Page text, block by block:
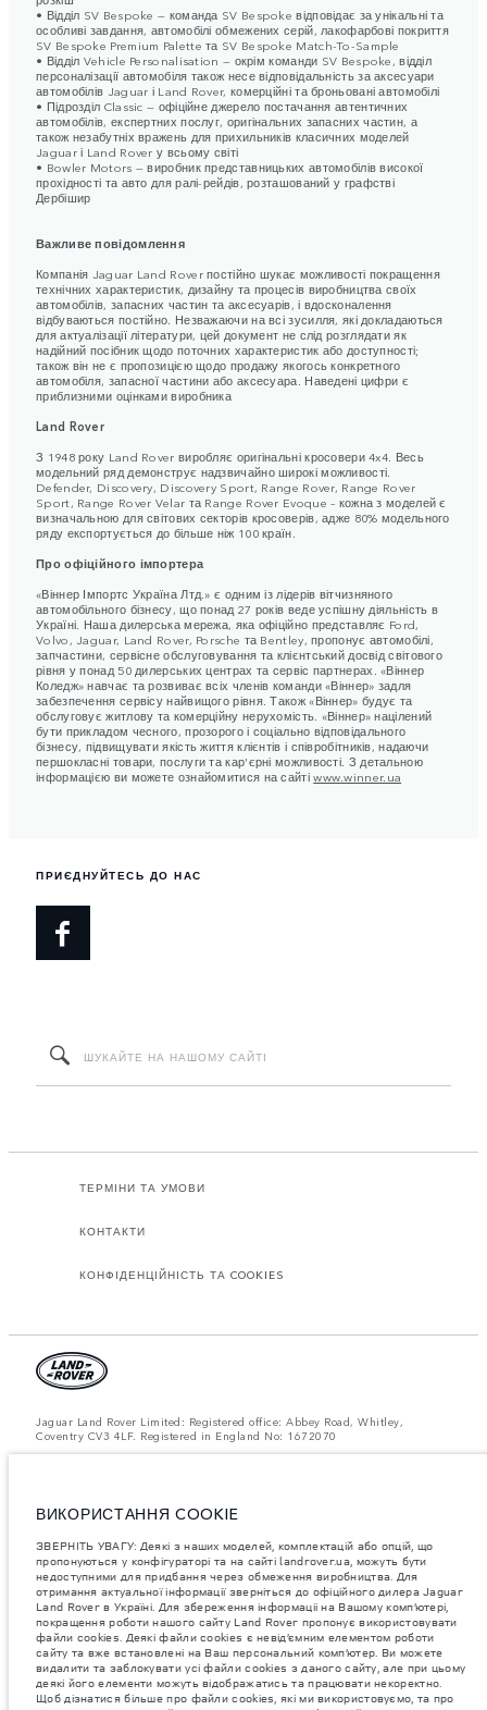
• Відділ SV Bespoke — команда SV Bespoke відповідає за унікальні та
особливі завдання, автомобілі обмежених серій, лакофарбові покриття
SV Bespoke Premium Palette та SV Bespoke Match-To-Sample
• Відділ Vehicle Personalisation — окрім команди SV Bespoke, відділ
персоналізації автомобіля також несе відповідальність за аксесуари
автомобілів Jaguar і Land Rover, комерційні та броньовані автомобілі
• Підрозділ Classic — офіційне джерело постачання автентичних
автомобілів, експертних послуг, оригінальних запасних частин, а
також незабутніх вражень для прихильників класичних моделей
Jaguar і Land Rover у всьому світі
• Bowler Motors — виробник представницьких автомобілів високої
прохідності та авто для ралі-рейдів, розташований у графстві
Дербішир
Важливе повідомлення
Компанія Jaguar Land Rover постійно шукає можливості покращення
технічних характеристик, дизайну та процесів виробництва своїх
автомобілів, запасних частин та аксесуарів, і вдосконалення
відбуваються постійно. Незважаючи на всі зусилля, які докладаються
для актуалізації літератури, цей документ не слід розглядати як
надійний посібник щодо поточних характеристик або доступності;
також він не є пропозицією щодо продажу якогось конкретного
автомобіля, запасної частини або аксесуара. Наведені цифри є
приблизними оцінками виробника
Land Rover
З 1948 року Land Rover виробляє оригінальні кросовери 4x4. Весь
модельний ряд демонструє надзвичайно широкі можливості.
Defender, Discovery, Discovery Sport, Range Rover, Range Rover
Sport, Range Rover Velar та Range Rover Evoque – кожна з моделей є
визначальною для світових секторів кросоверів, адже 80% модельного
ряду експортується до більше ніж 100 країн.
Про офіційного імпортера
«Віннер Імпортс Україна Лтд.» є одним із лідерів вітчизняного
автомобільного бізнесу, що понад 27 років веде успішну діяльність в
Україні. Наша дилерська мережа, яка офіційно представляє Ford,
Volvo, Jaguar, Land Rover, Porsche та Bentley, пропонує автомобілі,
запчастини, сервісне обслуговування та клієнтський досвід світового
рівня у понад 50 дилерських центрах та сервіс партнерах. «Віннер
Коледж» навчає та розвиває всіх членів команди «Віннер» задля
забезпечення сервісу найвищого рівня. Також «Віннер» будує та
обслуговує житлову та комерційну нерухомість. «Віннер» націлений
бути прикладом чесного, прозорого і соціально відповідального
бізнесу, підвищувати якість життя клієнтів і співробітників, надаючи
першокласні товари, послуги та кар'єрні можливості. З детальною
інформацією ви можете ознайомитися на сайтіwww.winner.ua
ПРИЄДНУЙТЕСЬ ДО НАС
ТЕРМІНИ ТА УМОВИ
КОНТАКТИ
КОНФІДЕНЦІЙНІСТЬ ТА COOKIES
Jaguar Land Rover Limited: Registered office: Abbey Road, Whitley,
Coventry CV3 4LF. Registered in England No: 1672070
отримання актуальної інформації зверніться до офіційного дилера
Jaguar Land Rover в Україні.
Важливе зауваження щодо зображень та специфікацій.Глобальний
дефіцит напівпровідників наразі впливає на специфікації збірки,
доступність опцій і терміни виготовлення автомобілів. Це дуже
динамічна ситуація, і, як наслідок, зображення, які зараз
використовуються на вебсайті, можуть не повністю відображати
поточні специфікації, опції, варіанти оздоблення та кольорові рішення.
Будь ласка, зв'яжіться з офіційним дилером для отримання детальної
інформації.
Jaguar Land Rover Limited постійно шукає шляхи поліпшити технічні
характеристики, дизайн і виробництво своїх автомобілів, деталей та
аксесуарів, зміни відбуваються постійно, і ми залишаємо за собою
ВИКОРИСТАННЯ COOKIE
ЗВЕРНІТЬ УВАГУ: Деякі з наших моделей, комплектацій або опцій, що
пропонуються у конфігураторі та на сайті landrover.ua, можуть бути
недоступними для придбання через обмеження виробництва. Для
отримання актуальної інформації зверніться до офіційного дилера Jaguar
Land Rover в Україні. Для збереження інформаціі на Вашому комп’ютері,
покращення роботи нашого сайту Land Rover пропонує використовувати
файли cookies. Деякі файли cookies є невід’ємним елементом роботи
сайту та вже встановлені на Ваш персональний комп’ютер. Ви можете
видалити та заблокувати усі файли cookies з даного сайту, але при цьому
деякі його елементи можуть відображатись та працювати некоректно.
Щоб дізнатися більше про файли cookies, які ми використовуємо, та про